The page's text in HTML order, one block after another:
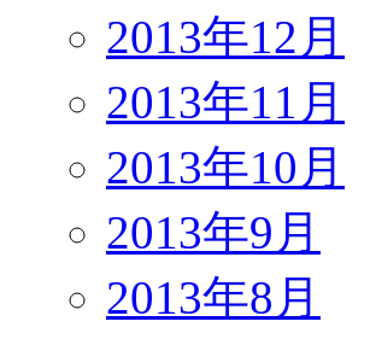
2013年12月
2013年11月
2013年10月
2013年9月
2013年8月